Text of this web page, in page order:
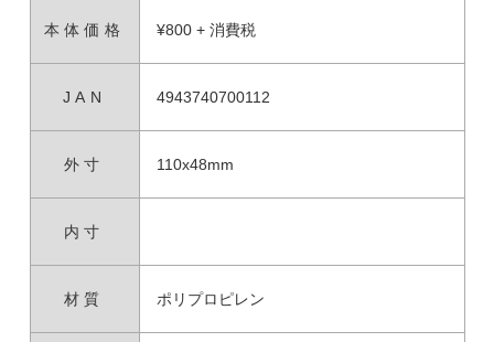
本体価格 ¥800 + 消費税
JAN 4943740700112
外寸 110x48mm
内寸
材質 ポリプロピレン